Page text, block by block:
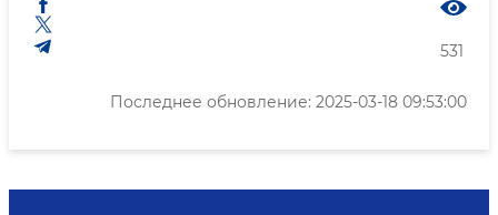
531
Последнее обновление: 2025-03-18 09:53:00